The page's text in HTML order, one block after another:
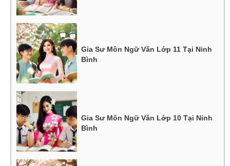
Gia Sư Môn Ngữ Văn Lớp 11 Tại Ninh
Bình
Gia Sư Môn Ngữ Văn Lớp 10 Tại Ninh
Bình